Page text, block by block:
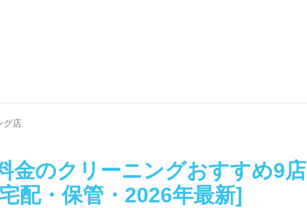
グ店
金のクリーニングおすすめ9店
配・保管・2026年最新]